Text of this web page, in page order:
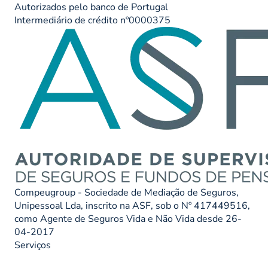
Autorizados pelo banco de Portugal
Intermediário de crédito nº0000375
Compeugroup - Sociedade de Mediação de Seguros,
Unipessoal Lda, inscrito na ASF, sob o Nº 417449516,
como Agente de Seguros Vida e Não Vida desde 26-
04-2017
Serviços